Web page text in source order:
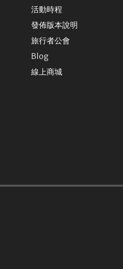
活動時程
發佈版本說明
旅行者公會
Blog
線上商城